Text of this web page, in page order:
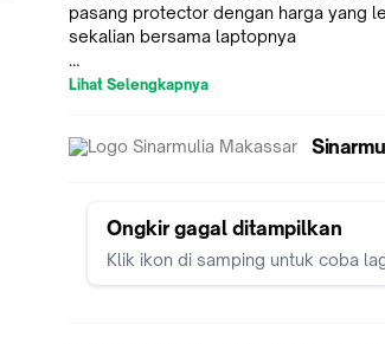
pasang protector dengan harga yang
sekalian bersama laptopnya
SCREEN GUARD DAN PROTECTOR
Detail :
- Paket ini hanya berlaku untuk
Cara Order :
Lihat Selengkapnya
Ongkir gagal ditampilkan
Klik ikon di samping untuk coba